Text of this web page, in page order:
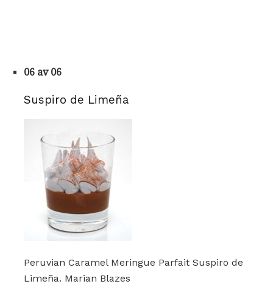
06 av 06
Suspiro de Limeña
Peruvian Caramel Meringue Parfait Suspiro de
Limeña. Marian Blazes